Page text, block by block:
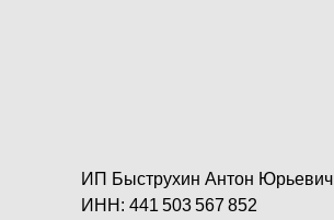
ИП Быструхин Антон Юрьевич
ИНН: 441 503 567 852